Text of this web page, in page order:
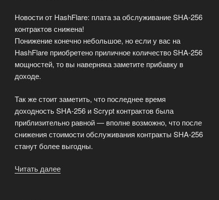
Новости от HashFlare: плата за обслуживание SHA-256
контрактов снижена!
Понижение конечно небольшое, но если у вас на
HashFlare приобретено приличное количество SHA-256
мощностей, то вы наверняка заметите прибавку в
доходе.
Так же стоит заметить, что последнее время
доходность SHA-256 и Scrypt контрактов была
приблизительно равной — вполне возможно, что после
снижения стоимости обслуживания контракты SHA-256
станут более выгодны.
Читать далее